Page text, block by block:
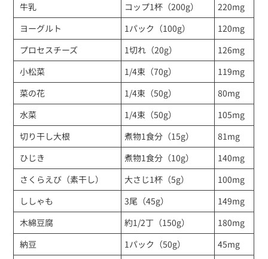
牛乳
コップ1杯（200g）
220mg
ヨーグルト
1パック（100g）
120mg
プロセスチーズ
1切れ（20g）
126mg
小松菜
1/4束（70g）
119mg
菜の花
1/4束（50g）
80mg
水菜
1/4束（50g）
105mg
切り干し大根
煮物1食分（15g）
81mg
ひじき
煮物1食分（10g）
140mg
さくらえび（素干し）
大さじ1杯（5g）
100mg
ししゃも
3尾（45g）
149mg
木綿豆腐
約1/2丁（150g）
180mg
納豆
1パック（50g）
45mg